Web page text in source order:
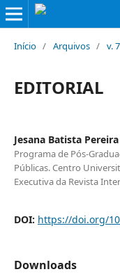
Início / Arquivos / v.
EDITORIAL
Jesana Batista Pereira
Programa de Pós-
Públicas. Centro
Executiva da Revista
DOI: https://doi.org/
Downloads